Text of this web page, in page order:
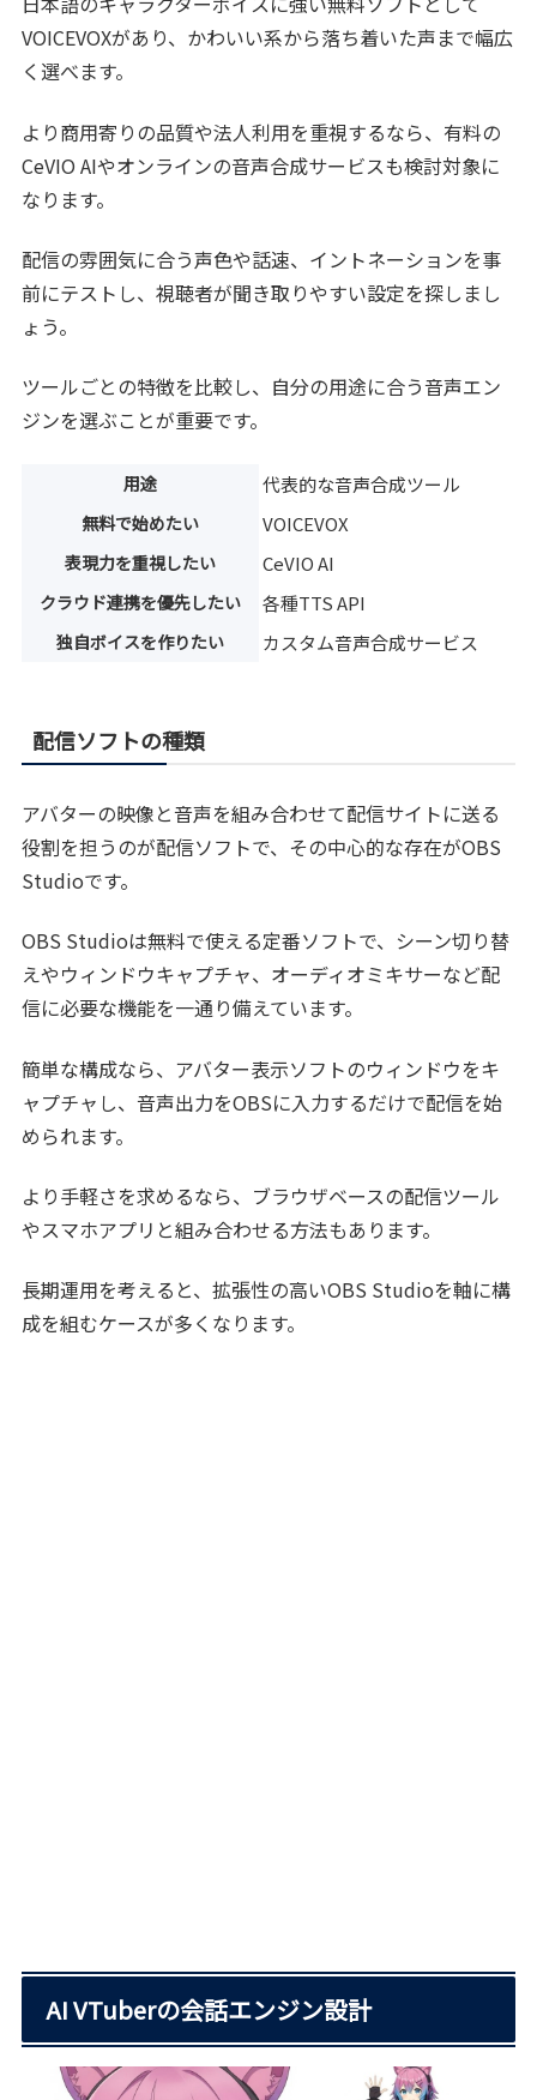
VOICEVOXがあり、かわいい系から落ち着いた声まで幅広
く選べます。
より商用寄りの品質や法人利用を重視するなら、有料の
CeVIO AIやオンラインの音声合成サービスも検討対象に
なります。
配信の雰囲気に合う声色や話速、イントネーションを事
前にテストし、視聴者が聞き取りやすい設定を探しまし
ょう。
ツールごとの特徴を比較し、自分の用途に合う音声エン
ジンを選ぶことが重要です。
用途 代表的な音声合成ツール
無料で始めたい VOICEVOX
表現力を重視したい CeVIO AI
クラウド連携を優先したい 各種TTS API
独自ボイスを作りたい カスタム音声合成サービス
配信ソフトの種類
アバターの映像と音声を組み合わせて配信サイトに送る
役割を担うのが配信ソフトで、その中心的な存在がOBS
Studioです。
OBS Studioは無料で使える定番ソフトで、シーン切り替
えやウィンドウキャプチャ、オーディオミキサーなど配
信に必要な機能を一通り備えています。
簡単な構成なら、アバター表示ソフトのウィンドウをキ
ャプチャし、音声出力をOBSに入力するだけで配信を始
められます。
より手軽さを求めるなら、ブラウザベースの配信ツール
やスマホアプリと組み合わせる方法もあります。
長期運用を考えると、拡張性の高いOBS Studioを軸に構
成を組むケースが多くなります。
AI VTuberの会話エンジン設計